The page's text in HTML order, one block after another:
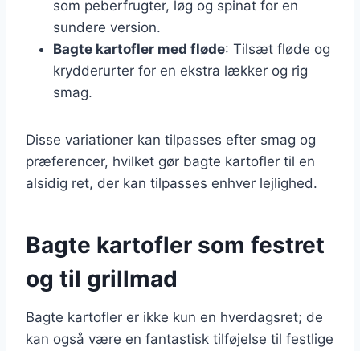
som peberfrugter, løg og spinat for en
sundere version.
Bagte kartofler med fløde: Tilsæt fløde og
krydderurter for en ekstra lækker og rig
smag.
Disse variationer kan tilpasses efter smag og
præferencer, hvilket gør bagte kartofler til en
alsidig ret, der kan tilpasses enhver lejlighed.
Bagte kartofler som festret
og til grillmad
Bagte kartofler er ikke kun en hverdagsret; de
kan også være en fantastisk tilføjelse til festlige